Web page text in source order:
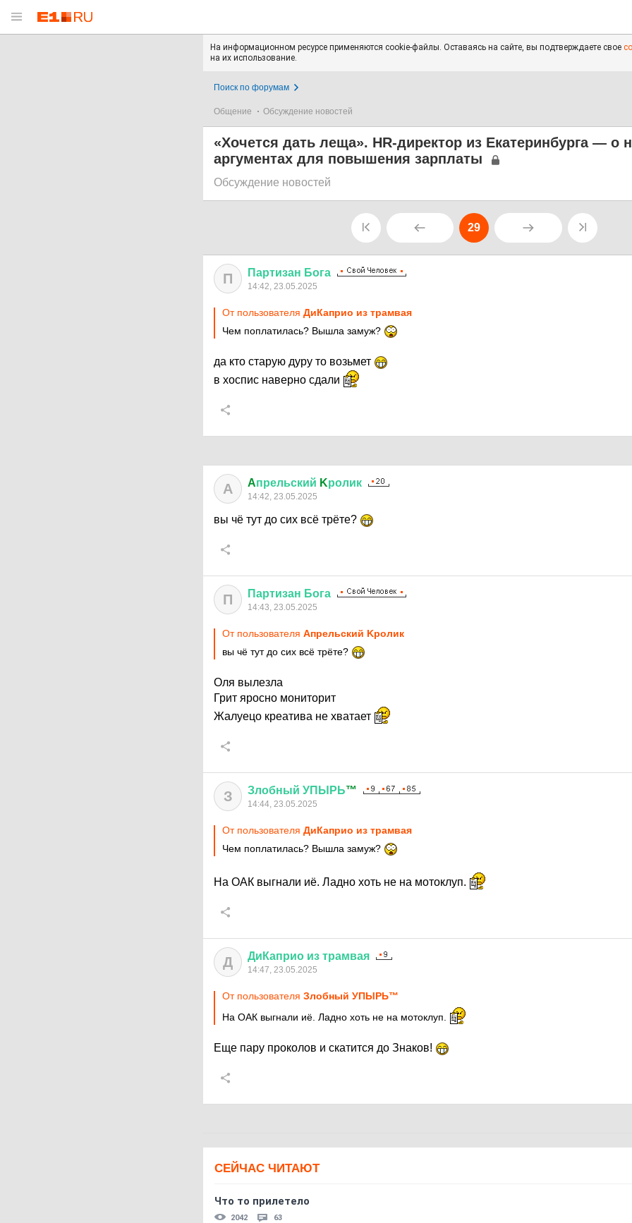
На информационном ресурсе применяются cookie-файлы. Оставаясь на сайте, вы подтверждаете свое
на их использование.
Поиск по форумам
Общение Обсуждение новостей
«Хочется дать леща». HR-директор из Екатеринбурга — о
аргументах для повышения зарплаты
Обсуждение новостей
29
П Партизан Бога
14:42, 23.05.2025
От пользователя ДиКаприо из трамвая
Чем поплатилась? Вышла замуж?
да кто старую дуру то возьмет
в хоспис наверно сдали
A Aпрельский Kролик
14:42, 23.05.2025
вы чё тут до сих всё трёте?
П Партизан Бога
14:43, 23.05.2025
От пользователя Aпрельский Kролик
вы чё тут до сих всё трёте?
Оля вылезла
Грит яросно мониторит
Жалуецо креатива не хватает
З Злобный УПЫРЬ™
14:44, 23.05.2025
От пользователя ДиКаприо из трамвая
Чем поплатилась? Вышла замуж?
На ОАК выгнали иё. Ладно хоть не на мотоклуп.
Д ДиКаприо из трамвая
14:47, 23.05.2025
От пользователя Злобный УПЫРЬ™
На ОАК выгнали иё. Ладно хоть не на мотоклуп.
Еще пару проколов и скатится до Знаков!
СЕЙЧАС ЧИТАЮТ
Что то прилетело
2042 63